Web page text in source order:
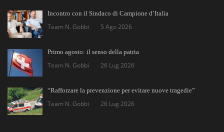
Incontro con il Sindaco di Campione d’Italia
Team N. Gobbi 5 Ago 2026
Primo agosto: il senso della patria
Team N. Gobbi 26 Lug 2026
“Rafforzare la prevenzione per evitare nuove tragedie”
Team N. Gobbi 26 Lug 2026